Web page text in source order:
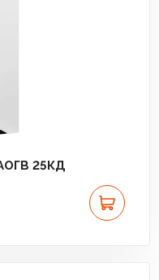
25КД